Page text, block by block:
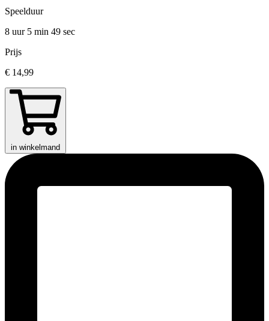
Speelduur
8 uur 5 min 49 sec
Prijs
€ 14,99
in winkelmand